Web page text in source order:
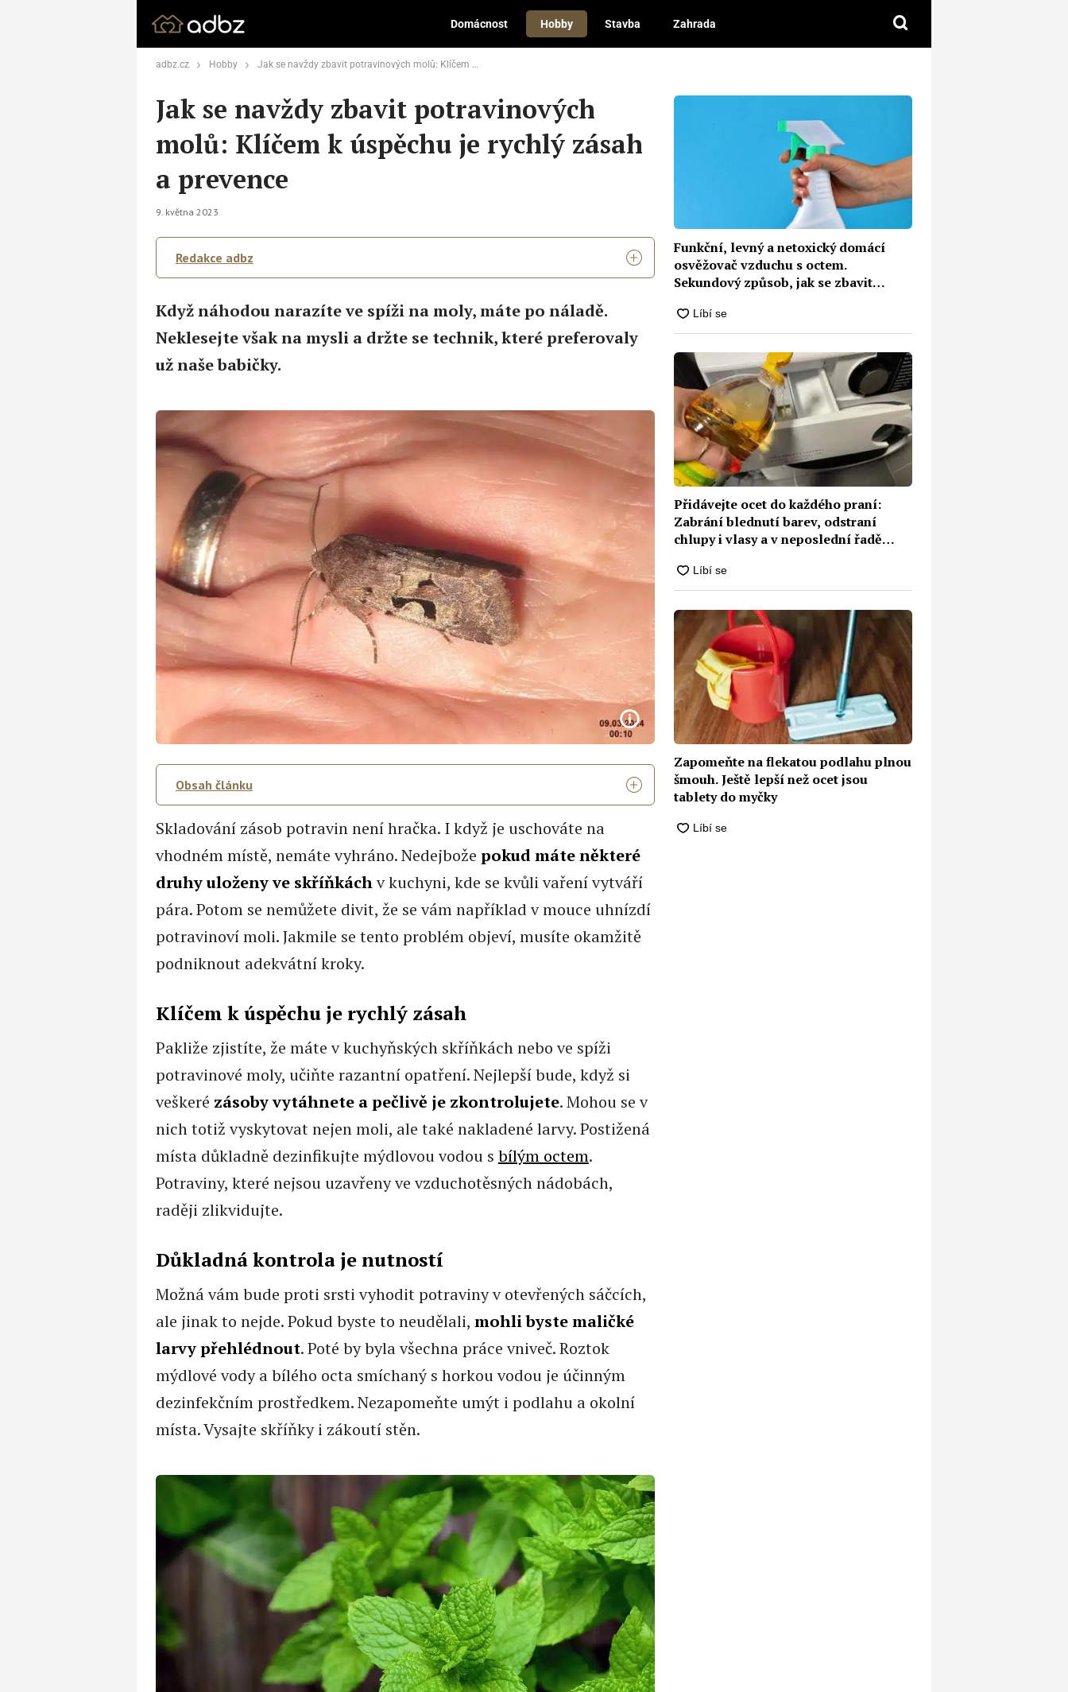
Domácnost Hobby Stavba Zahrada
adbz.cz Hobby Jak se navždy zbavit potravinových molů: Klíčem k úspěchu je rychlý zásah a prevence
Jak se navždy zbavit potravinových
molů: Klíčem k úspěchu je rychlý zásah
a prevence
9. května 2023
Redakce adbz
Když náhodou narazíte ve spíži na moly, máte po náladě.
Neklesejte však na mysli a držte se technik, které preferovaly
už naše babičky.
Obsah článku
Skladování zásob potravin není hračka. I když je uschováte na
vhodném místě, nemáte vyhráno. Nedejbože pokud máte některé
druhy uloženy ve skříňkáchv kuchyni, kde se kvůli vaření vytváří
pára. Potom se nemůžete divit, že se vám například v mouce uhnízdí
potravinoví moli. Jakmile se tento problém objeví, musíte okamžitě
podniknout adekvátní kroky.
Klíčem k úspěchu je rychlý zásah
Pakliže zjistíte, že máte v kuchyňských skříňkách nebo ve spíži
potravinové moly, učiňte razantní opatření. Nejlepší bude, když si
veškeré zásoby vytáhnete a pečlivě je zkontrolujete. Mohou se v
nich totiž vyskytovat nejen moli, ale také nakladené larvy. Postižená
místa důkladně dezinfikujte mýdlovou vodou s bílým octem.
Potraviny, které nejsou uzavřeny ve vzduchotěsných nádobách,
raději zlikvidujte.
Důkladná kontrola je nutností
Možná vám bude proti srsti vyhodit potraviny v otevřených sáčcích,
ale jinak to nejde. Pokud byste to neudělali, mohli byste maličké
larvy přehlédnout. Poté by byla všechna práce vniveč. Roztok
mýdlové vody a bílého octa smíchaný s horkou vodou je účinným
dezinfekčním prostředkem. Nezapomeňte umýt i podlahu a okolní
místa. Vysajte skříňky i zákoutí stěn.
Funkční, levný a netoxický domácí
osvěžovač vzduchu s octem.
Sekundový způsob, jak se zbavit
Přidávejte ocet do každého praní:
Zabrání blednutí barev, odstraní
chlupy i vlasy a v neposlední řadě
Zapomeňte na flekatou podlahu plnou
šmouh. Ještě lepší než ocet jsou
tablety do myčky